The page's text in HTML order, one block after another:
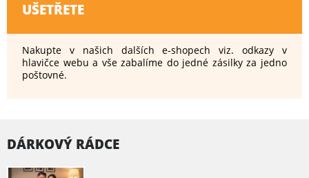
UŠETŘETE
Nakupte v našich dalších e-shopech viz. odkazy v
hlavičce webu a vše zabalíme do jedné zásilky za jedno
poštovné.
DÁRKOVÝ RÁDCE